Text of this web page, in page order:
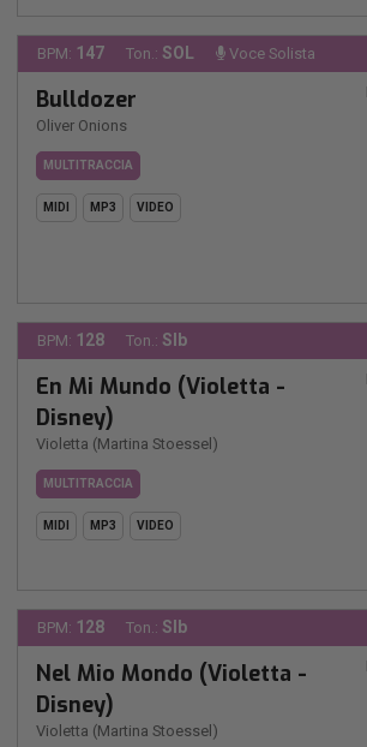
BPM: 147 Ton.: SOL Voce Solista
Bulldozer
Oliver Onions
MULTITRACCIA
MIDI MP3 VIDEO
BPM: 128 Ton.: SIb
En Mi Mundo (Violetta -
Disney)
Violetta (Martina Stoessel)
MULTITRACCIA
MIDI MP3 VIDEO
BPM: 128 Ton.: SIb
Nel Mio Mondo (Violetta -
Disney)
Violetta (Martina Stoessel)